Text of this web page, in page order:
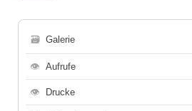
🗃 Galerie
👁 Aufrufe
👁 Drucke